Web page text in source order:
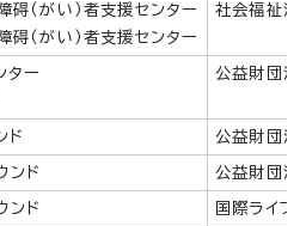
（がい）者支援センター
（がい）者支援センター
社会福祉法
ター
公益財団法
ド 公益財団法
ンド 公益財団法
ンド 国際ライフ